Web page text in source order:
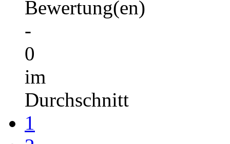
Bewertung(en)
-
0
im
Durchschnitt
1